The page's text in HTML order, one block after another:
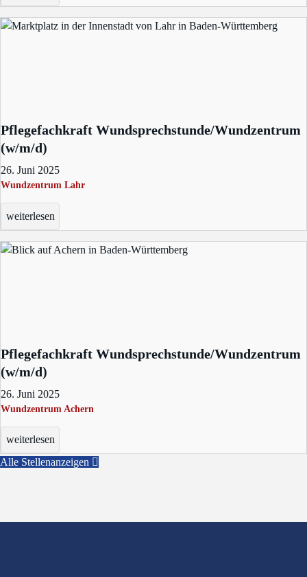
Pflegefachkraft Wundsprechstunde/Wundzentrum
(w/m/d)
26. Juni 2025
Wundzentrum Lahr
weiterlesen
Pflegefachkraft Wundsprechstunde/Wundzentrum
(w/m/d)
26. Juni 2025
Wundzentrum Achern
weiterlesen
Alle Stellenanzeigen